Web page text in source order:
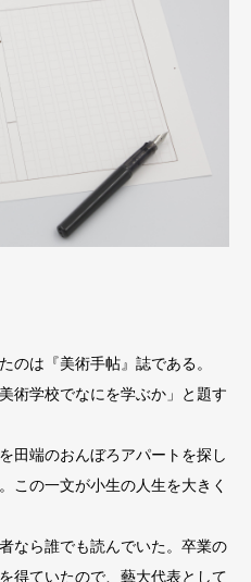
のは『美術手帖』誌である。
術学校でなにを学ぶか」と題す
田端のおんぼろアパートを探し
この一文が小生の人生を大きく
なら誰でも読んでいた。卒業の
得ていたので、藝大代表として